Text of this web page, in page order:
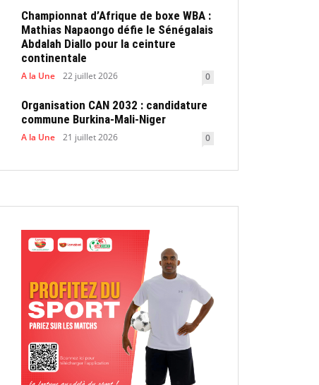
Championnat d’Afrique de boxe WBA :
Mathias Napaongo défie le Sénégalais
Abdalah Diallo pour la ceinture
continentale
A la Une 22 juillet 2026 0
Organisation CAN 2032 : candidature
commune Burkina-Mali-Niger
A la Une 21 juillet 2026 0